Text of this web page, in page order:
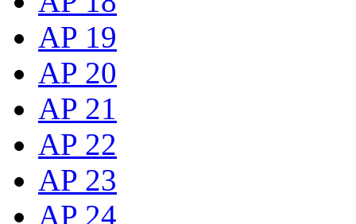
AP 19
AP 20
AP 21
AP 22
AP 23
AP 24